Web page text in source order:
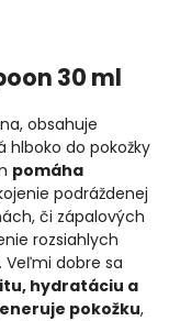
30 ml
obsahuje
hlboko do pokožky
pomáha
podráždenej
či zápalových
rozsiahlych
dobre sa
hydratáciu a
pokožku,